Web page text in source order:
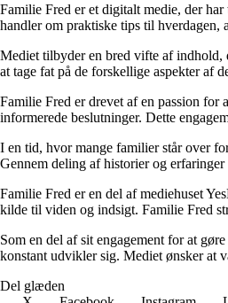
Familie Fred er et digitalt medie, der
handler om praktiske tips til
Mediet tilbyder en bred vifte af indhold,
at tage fat på de forskellige aspekter af
Familie Fred er drevet af en passion
informerede beslutninger. Dette
I en tid, hvor mange familier står over
Gennem deling af historier og
Familie Fred er en del af mediehuset
kilde til viden og indsigt. Familie Fred
Som en del af sit engagement for at
konstant udvikler sig. Mediet ønsker at
Del glæden